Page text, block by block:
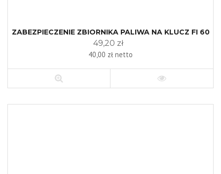
ZABEZPIECZENIE ZBIORNIKA PALIWA NA KLUCZ FI 60
49,20 zł
40,00 zł netto